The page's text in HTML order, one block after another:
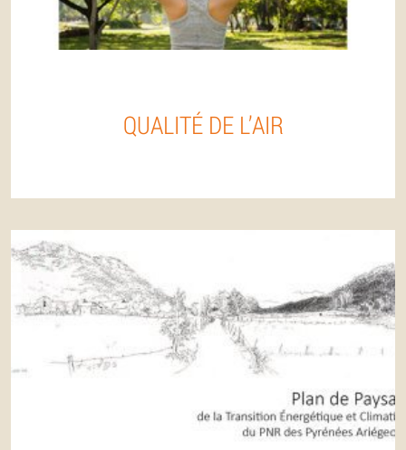
QUALITÉ DE L’AIR